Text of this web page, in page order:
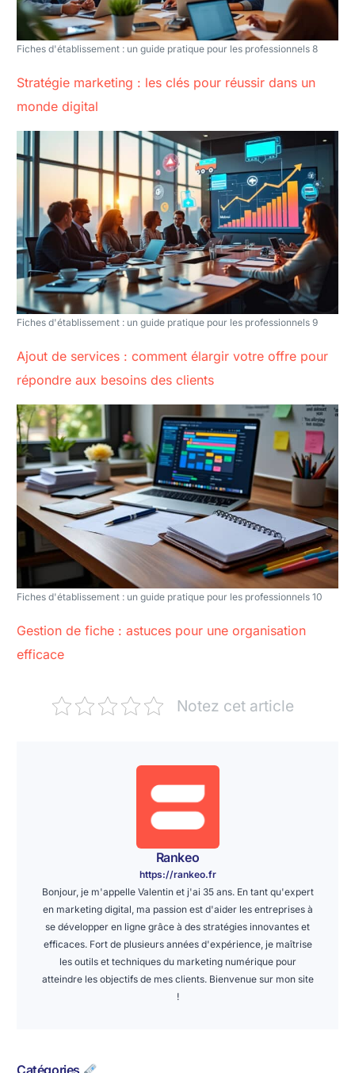
Fiches d'établissement : un guide pratique pour les professionnels 8
Stratégie marketing : les clés pour réussir dans un
monde digital
Fiches d'établissement : un guide pratique pour les professionnels 9
Ajout de services : comment élargir votre offre pour
répondre aux besoins des clients
Fiches d'établissement : un guide pratique pour les professionnels 10
Gestion de fiche : astuces pour une organisation
efficace
Notez cet article
Rankeo
https://rankeo.fr
Bonjour, je m'appelle Valentin et j'ai 35 ans. En tant qu'expert
en marketing digital, ma passion est d'aider les entreprises à
se développer en ligne grâce à des stratégies innovantes et
efficaces. Fort de plusieurs années d'expérience, je maîtrise
les outils et techniques du marketing numérique pour
atteindre les objectifs de mes clients. Bienvenue sur mon site
!
Catégories